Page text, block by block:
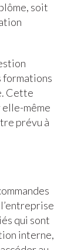
soit
formations
Cette
même
prévu à
qui sont
interne,